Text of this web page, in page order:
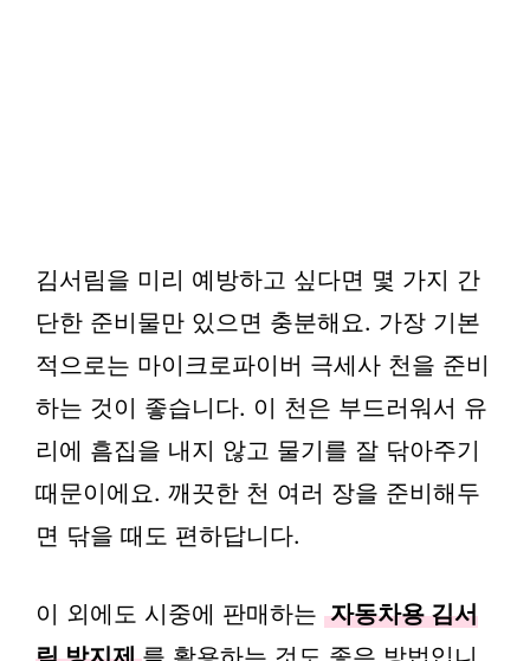
김서림을 미리 예방하고 싶다면 몇 가지 간
단한 준비물만 있으면 충분해요. 가장 기본
적으로는 마이크로파이버 극세사 천을 준비
하는 것이 좋습니다. 이 천은 부드러워서 유
리에 흠집을 내지 않고 물기를 잘 닦아주기
때문이에요. 깨끗한 천 여러 장을 준비해두
면 닦을 때도 편하답니다.
이 외에도 시중에 판매하는 자동차용 김서